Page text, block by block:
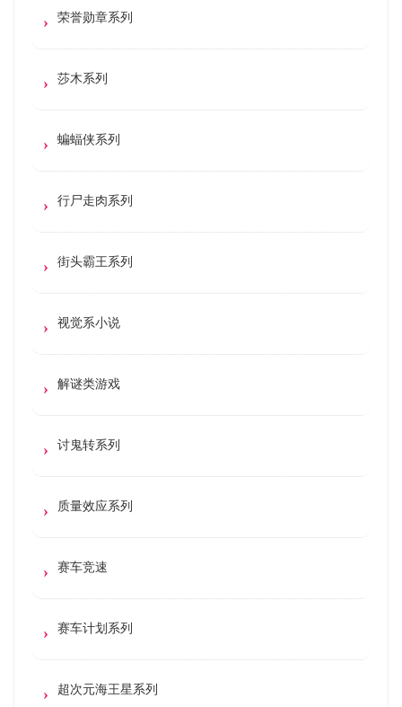
荣誉勋章系列
莎木系列
蝙蝠侠系列
行尸走肉系列
街头霸王系列
视觉系小说
解谜类游戏
讨鬼转系列
质量效应系列
赛车竞速
赛车计划系列
超次元海王星系列